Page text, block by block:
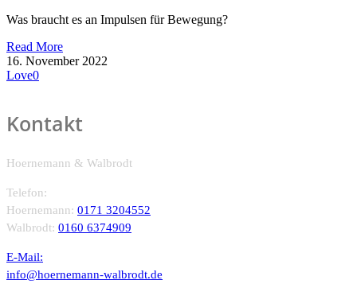
Was braucht es an Impulsen für Bewegung?
Read More
16. November 2022
Love0
Kontakt
Hoernemann & Walbrodt
Telefon:
Hoernemann: 0171 3204552
Walbrodt: 0160 6374909
E-Mail:
info@hoernemann-walbrodt.de